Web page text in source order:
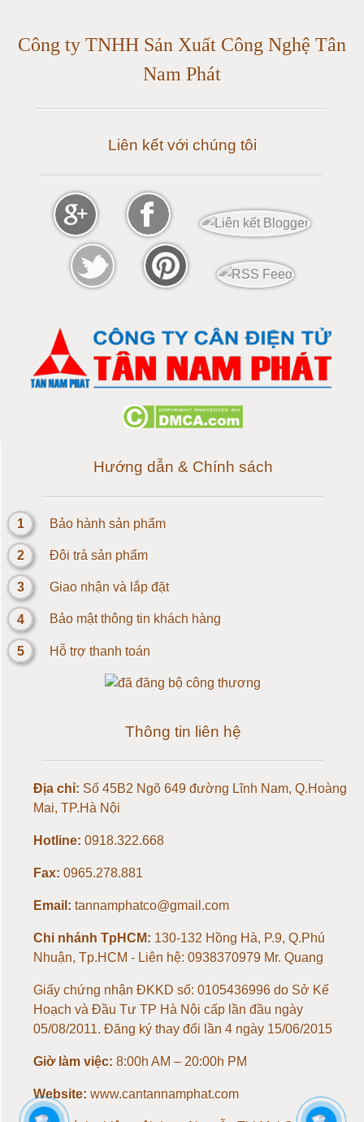
Cân điện tử 50 tấn
Cân điện tử 60 tấn
Cân điện tử 80 tấn
Cân điện tử 100 tấn
Cân điện tử 120 tấn
Cân điện tử 150 tấn
Loadcell 300g
Cảm biến Loadcell 2kg
Loadcell 3kg
Loadcell 5kg
Loadcell 10kg
Loadcell 20kg
Loadcell 100kg
Loadcell 150kg
Loadcell 200kg
Loadcell 500kg
Loadcell 1 tấn
Loadcell 3 tấn
Công ty TNHH Sản Xuất Công Nghệ Tân
Nam Phát
Liên kết với chúng tôi
Hướng dẫn & Chính sách
1 Bảo hành sản phẩm
2 Đôi trả sản phẩm
3 Giao nhận và lắp đặt
4 Bảo mật thông tin khách hàng
5 Hỗ trợ thanh toán
Thông tin liên hệ
Địa chỉ: Số 45B2 Ngõ 649 đường Lĩnh Nam, Q.Hoàng
Mai, TP.Hà Nội
Hotline: 0918.322.668
Fax: 0965.278.881
Email: tannamphatco@gmail.com
Chi nhánh TpHCM: 130-132 Hồng Hà, P.9, Q.Phú
Nhuận, Tp.HCM - Liên hệ: 0938370979 Mr. Quang
Giấy chứng nhận ĐKKD số: 0105436996 do Sở Kế
Hoạch và Đầu Tư TP Hà Nội cấp lần đầu ngày
05/08/2011. Đăng ký thay đổi lần 4 ngày 15/06/2015
Giờ làm việc: 8:00h AM – 20:00h PM
Website: www.cantannamphat.com